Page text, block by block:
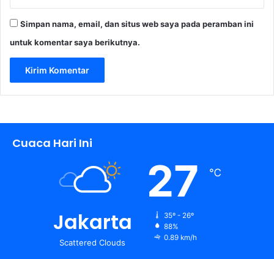
Simpan nama, email, dan situs web saya pada peramban ini
untuk komentar saya berikutnya.
Cuaca Hari Ini
Jakarta
Scattered Clouds
27 ℃
35º - 26º
88%
0.89 km/h